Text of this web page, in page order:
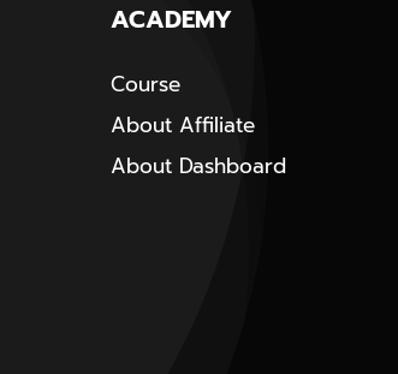
ACADEMY
Course
About Affiliate
About Dashboard